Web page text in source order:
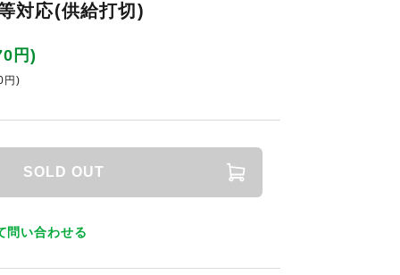
対応(供給打切)
円)
円)
SOLD OUT
問い合わせる